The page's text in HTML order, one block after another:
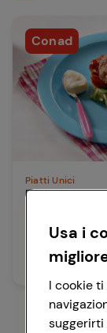
Conad
Piatti Unici
Piccoli
Facile
Usa i
I cookie
suggerirti